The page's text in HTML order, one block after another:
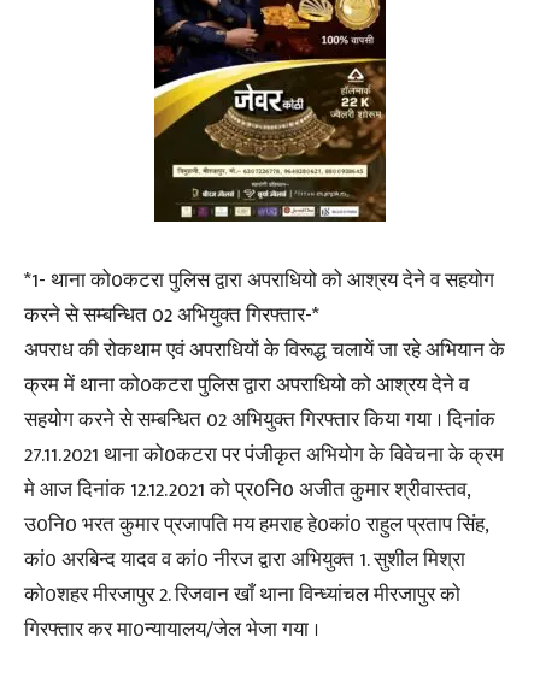
*1- थाना को0कटरा पुलिस द्वारा अपराधियो को आश्रय देने व सहयोग
करने से सम्बन्धित 02 अभियुक्त गिरफ्तार-*
अपराध की रोकथाम एवं अपराधियों के विरूद्ध चलायें जा रहे अभियान के
क्रम में थाना को0कटरा पुलिस द्वारा अपराधियो को आश्रय देने व
सहयोग करने से सम्बन्धित 02 अभियुक्त गिरफ्तार किया गया । दिनांक
27.11.2021 थाना को0कटरा पर पंजीकृत अभियोग के विवेचना के क्रम
मे आज दिनांक 12.12.2021 को प्र0नि0 अजीत कुमार श्रीवास्तव,
उ0नि0 भरत कुमार प्रजापति मय हमराह हे0कां0 राहुल प्रताप सिंह,
कां0 अरबिन्द यादव व कां0 नीरज द्वारा अभियुक्त 1. सुशील मिश्रा
को0शहर मीरजापुर 2. रिजवान खाँ थाना विन्ध्यांचल मीरजापुर को
गिरफ्तार कर मा0न्यायालय/जेल भेजा गया ।